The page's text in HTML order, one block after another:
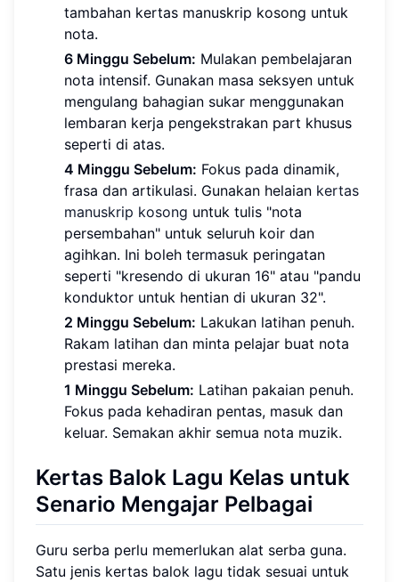
tambahan kertas manuskrip kosong untuk
nota.
6 Minggu Sebelum: Mulakan pembelajaran
nota intensif. Gunakan masa seksyen untuk
mengulang bahagian sukar menggunakan
lembaran kerja pengekstrakan part khusus
seperti di atas.
4 Minggu Sebelum: Fokus pada dinamik,
frasa dan artikulasi. Gunakan helaian kertas
manuskrip kosong untuk tulis "nota
persembahan" untuk seluruh koir dan
agihkan. Ini boleh termasuk peringatan
seperti "kresendo di ukuran 16" atau "pandu
konduktor untuk hentian di ukuran 32".
2 Minggu Sebelum: Lakukan latihan penuh.
Rakam latihan dan minta pelajar buat nota
prestasi mereka.
1 Minggu Sebelum: Latihan pakaian penuh.
Fokus pada kehadiran pentas, masuk dan
keluar. Semakan akhir semua nota muzik.
Kertas Balok Lagu Kelas untuk
Senario Mengajar Pelbagai
Guru serba perlu memerlukan alat serba guna.
Satu jenis kertas balok lagu tidak sesuai untuk